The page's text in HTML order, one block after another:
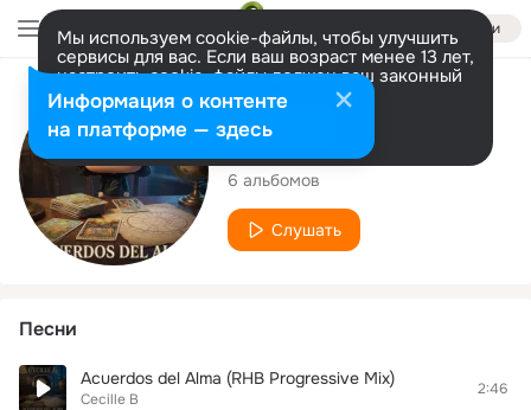
Войти
Мы используем cookie-файлы, чтобы улучшить
сервисы для вас. Если ваш возраст менее 13 лет,
настроить cookie-файлы должен ваш законный
представитель. Больше информации
Разрешить все Настроить
Исполнитель
Cecille B
6 альбомов
Слушать
Песни
Acuerdos del Alma (RHB Progressive Mix)
Cecille B
2:46
Информация о контенте
на платформе — здесь